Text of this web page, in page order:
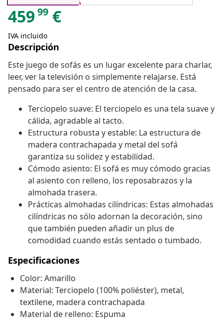
45999 €
IVA incluido
Descripción
Este juego de sofás es un lugar excelente para charlar,
leer, ver la televisión o simplemente relajarse. Está
pensado para ser el centro de atención de la casa.
Terciopelo suave: El terciopelo es una tela suave y
cálida, agradable al tacto.
Estructura robusta y estable: La estructura de
madera contrachapada y metal del sofá
garantiza su solidez y estabilidad.
Cómodo asiento: El sofá es muy cómodo gracias
al asiento con relleno, los reposabrazos y la
almohada trasera.
Prácticas almohadas cilíndricas: Estas almohadas
cilíndricas no sólo adornan la decoración, sino
que también pueden añadir un plus de
comodidad cuando estás sentado o tumbado.
Especificaciones
Color: Amarillo
Material: Terciopelo (100% poliéster), metal,
textilene, madera contrachapada
Material de relleno: Espuma